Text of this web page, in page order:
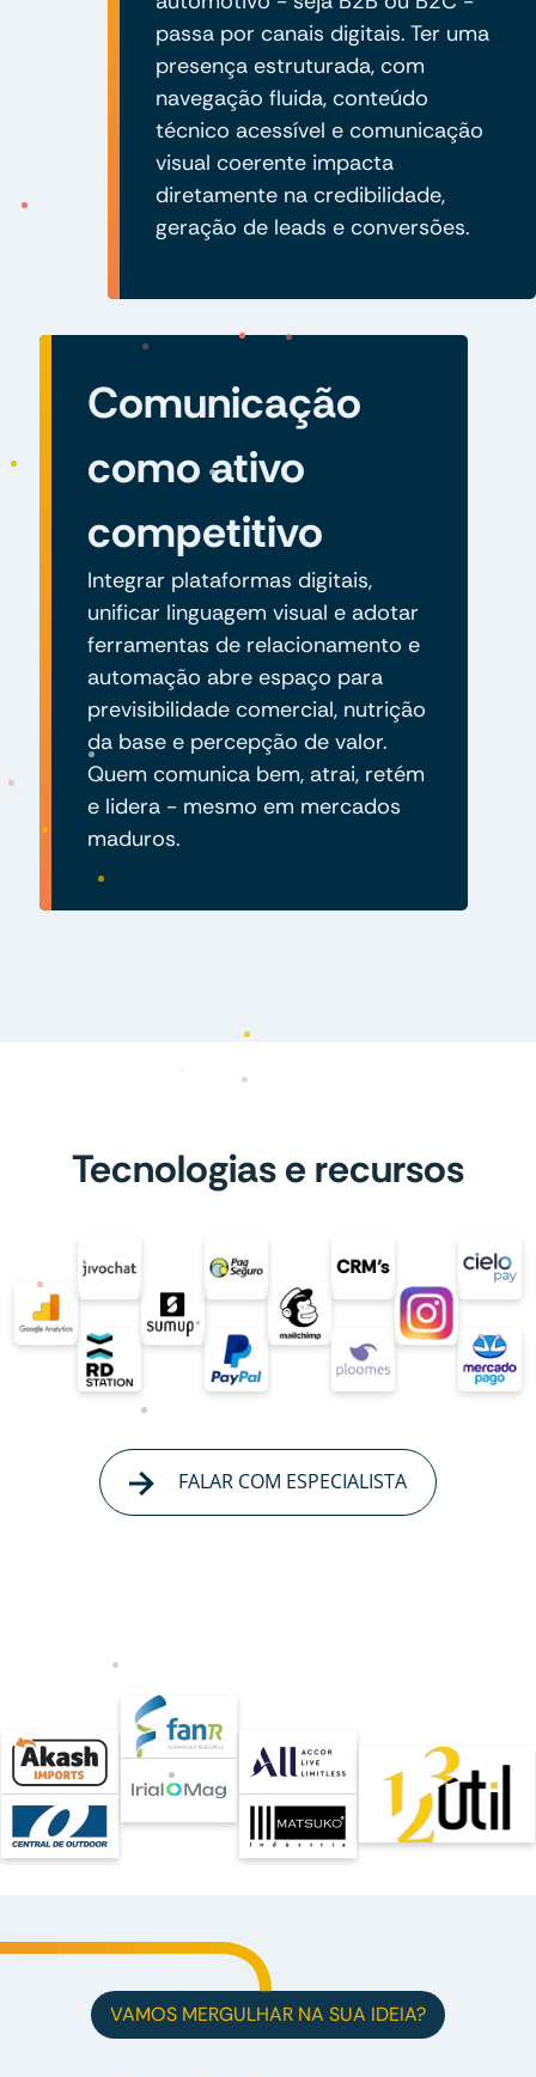
passa por canais digitais. Ter uma
presença estruturada, com
navegação fluida, conteúdo
técnico acessível e comunicação
visual coerente impacta
diretamente na credibilidade,
geração de leads e conversões.
Comunicação
como ativo
competitivo
Integrar plataformas digitais,
unificar linguagem visual e adotar
ferramentas de relacionamento e
automação abre espaço para
previsibilidade comercial, nutrição
da base e percepção de valor.
Quem comunica bem, atrai, retém
e lidera - mesmo em mercados
maduros.
Tecnologias e recursos
FALAR COM ESPECIALISTA
VAMOS MERGULHAR NA SUA IDEIA?